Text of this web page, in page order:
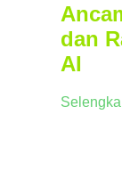
dan
AI